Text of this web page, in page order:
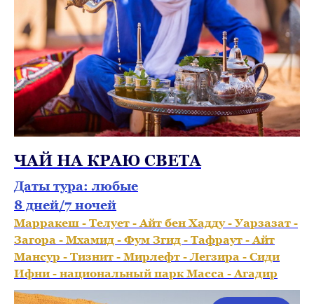
ЧАЙ НА КРАЮ СВЕТА
Даты тура: любые
8 дней/7 ночей
Марракеш - Телует - Айт бен Хадду - Уарзазат -
Загора - Мхамид - Фум Згид - Тафраут - Айт
Мансур - Тизнит - Мирлефт - Легзира - Сиди
Ифни - национальный парк Масса - Агадир